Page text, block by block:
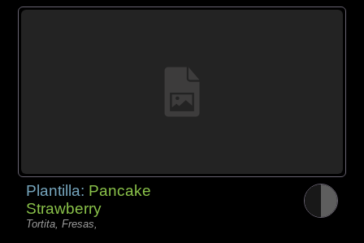
Plantilla: Pancake
Strawberry
Tortita, Fresas,